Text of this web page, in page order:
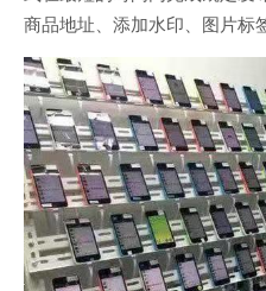
商品地址、添加水印、图片标